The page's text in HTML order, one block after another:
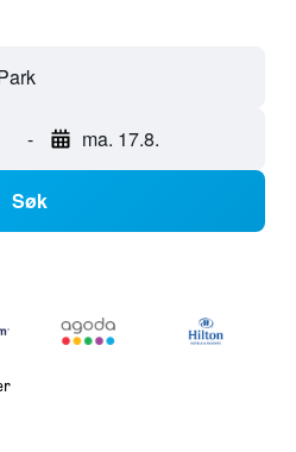
- ma. 17.8.
Søk